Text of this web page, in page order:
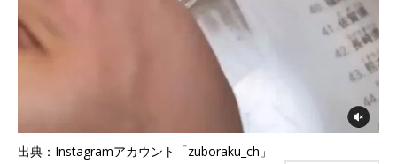
出典：Instagramアカウント「zuboraku_ch」